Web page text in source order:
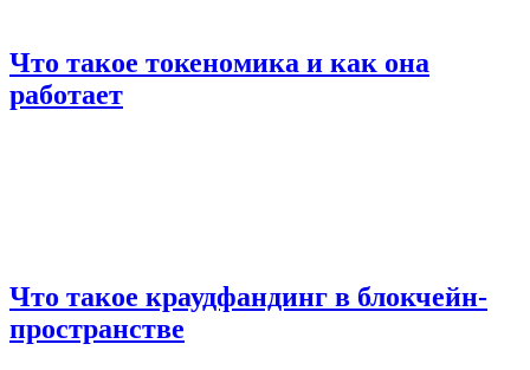
Что такое токеномика и как она
работает
Что такое краудфандинг в блокчейн-
пространстве